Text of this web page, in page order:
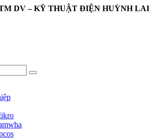
DV – KỸ THUẬT ĐIỆN HUỲNH LAI